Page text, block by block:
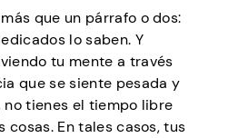
que un párrafo o dos:
lo saben. Y
tu mente a través
que se siente pesada y
tienes el tiempo libre
cosas. En tales casos, tus